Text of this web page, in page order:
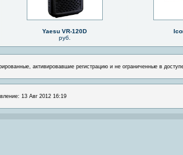
Yaesu VR-120D
руб.
активировавшие регистрацию и не ограниченные в
13 Авг 2012 16:19